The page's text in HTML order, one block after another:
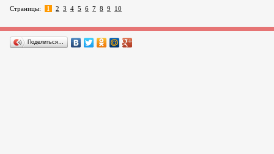
Страницы: 1 2 3 4 5 6 7 8 9 10
Поделиться…